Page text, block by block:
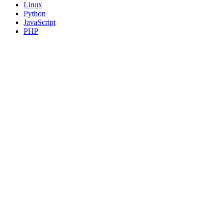
Linux
Python
JavaScript
PHP